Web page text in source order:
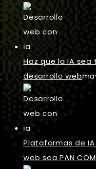
Haz que la IA sea
desarrollo web
Plataformas de
web sea PAN